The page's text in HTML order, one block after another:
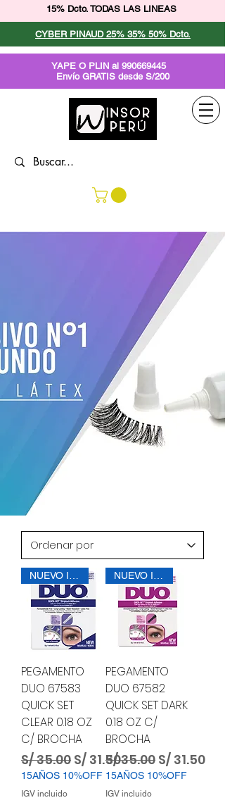
15% Dcto. TODAS LAS LINEAS
CYBER PINAUD 25% 35% 50% Dcto.
YAPE O PLIN al 990669445
Envío GRATIS desde S/200
PEGAMENTO
DUO 67583
QUICK SET
CLEAR 0.18 OZ
C/ BROCHA
Precio
S/ 35.00 Precio de oferta
S/ 31.50
15AÑOS 10%OFF
IGV incluido
PEGAMENTO
DUO 67582
QUICK SET DARK
0.18 OZ C/
BROCHA
Precio
S/ 35.00 Precio de
S/ 31.50
15AÑOS 10%OFF
IGV incluido